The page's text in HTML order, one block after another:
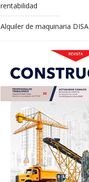
rentabilidad
Alquiler de maquinaria DISA